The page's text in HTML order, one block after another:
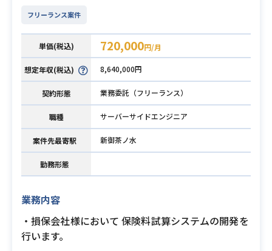
フリーランス案件
単価(税込) 720,000円/月
想定年収(税込) 8,640,000円
契約形態 業務委託（フリーランス）
職種 サーバーサイドエンジニア
案件先最寄駅 新御茶ノ水
勤務形態
業務内容
・損保会社様において 保険料試算システムの開発を
行います。